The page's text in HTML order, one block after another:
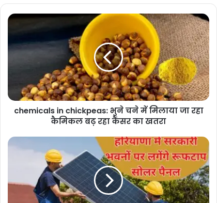
chemicals
भुने
जा
रहा
कैमिकल
कैंसर
chemicals in chickpeas: भुने चने में मिलाया जा रहा
कैमिकल बढ़ रहा कैंसर का खतरा
rooftop
solar
हरियाणा